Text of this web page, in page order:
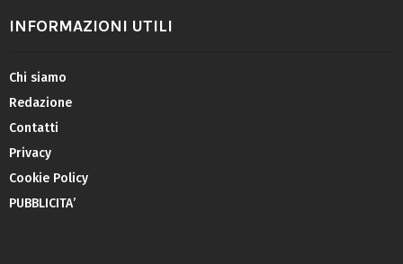
INFORMAZIONI UTILI
Chi siamo
Redazione
Contatti
Privacy
Cookie Policy
PUBBLICITA’